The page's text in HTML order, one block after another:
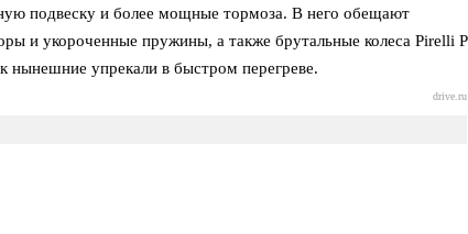
подвеску и более мощные тормоза. В него обещают
и укороченные пружины, а также брутальные колеса Pirelli P
нынешние упрекали в быстром перегреве.
drive.ru